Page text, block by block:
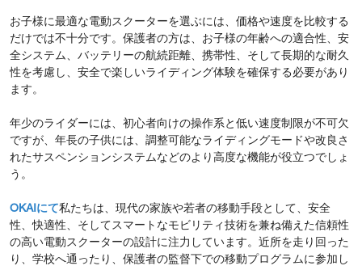
お子様に最適な電動スクーターを選ぶには、価格や速度を比較する
だけでは不十分です。保護者の方は、お子様の年齢への適合性、安
全システム、バッテリーの航続距離、携帯性、そして長期的な耐久
性を考慮し、安全で楽しいライディング体験を確保する必要があり
ます。
年少のライダーには、初心者向けの操作系と低い速度制限が不可欠
ですが、年長の子供には、調整可能なライディングモードや改良さ
れたサスペンションシステムなどのより高度な機能が役立つでしょ
う。
OKAIにて私たちは、現代の家族や若者の移動手段として、安全
性、快適性、そしてスマートなモビリティ技術を兼ね備えた信頼性
の高い電動スクーターの設計に注力しています。近所を走り回った
り、学校へ通ったり、保護者の監督下での移動プログラムに参加し